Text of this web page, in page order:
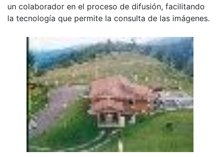
un colaborador en el proceso de difusión, facilitando
la tecnología que permite la consulta de las imágenes.